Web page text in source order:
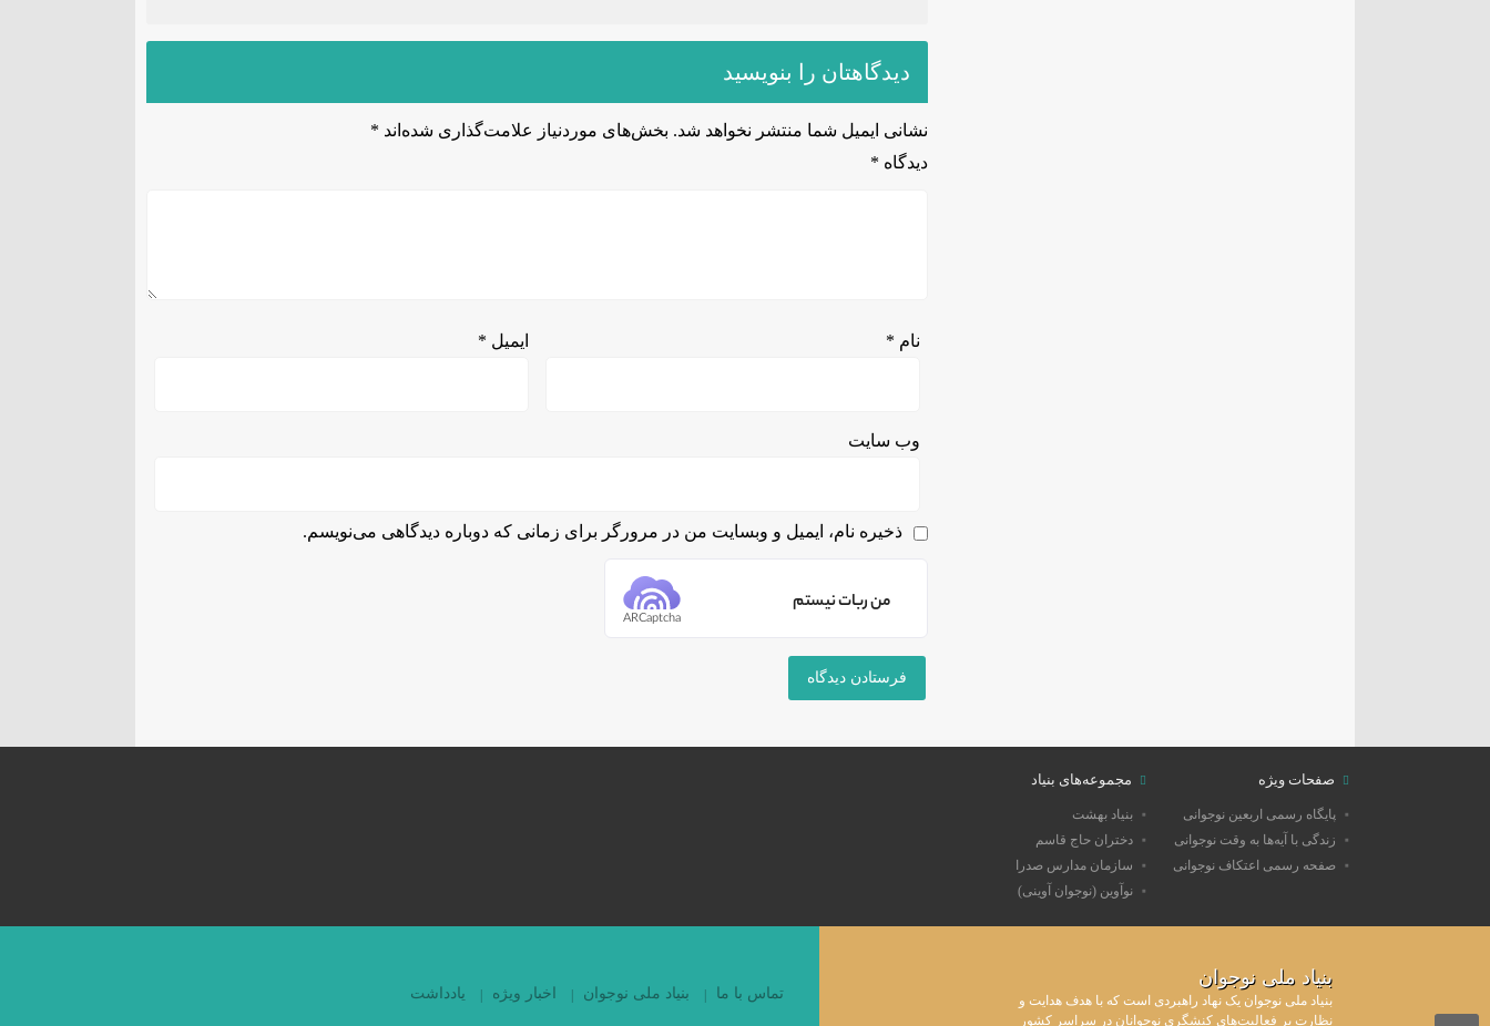
دیدگاهتان را بنویسید
نشانی ایمیل شما منتشر نخواهد شد. بخش‌های موردنیاز علامت‌گذاری شده‌اند *
دیدگاه *
نام * ایمیل *
وب‌ سایت
ذخیره نام، ایمیل و وبسایت من در مرورگر برای زمانی که دوباره دیدگاهی می‌نویسم.
من ربات نیستم
ARCaptcha
صفحات ویژه
پایگاه رسمی اربعین نوجوانی
زندگی با آیه‌ها به وقت نوجوانی
صفحه رسمی اعتکاف نوجوانی
مجموعه‌های بنیاد
بنیاد بهشت
دختران حاج قاسم
سازمان مدارس صدرا
نوآوین (نوجوان آوینی)
بنیاد ملی نوجوان
بنیاد ملی نوجوان یک نهاد راهبردی است که با هدف هدایت و
نظارت بر فعالیت‌های کنشگری نوجوانان در سراسر کشور
تماس با ما بنیاد ملی نوجوان اخبار ویژه یادداشت